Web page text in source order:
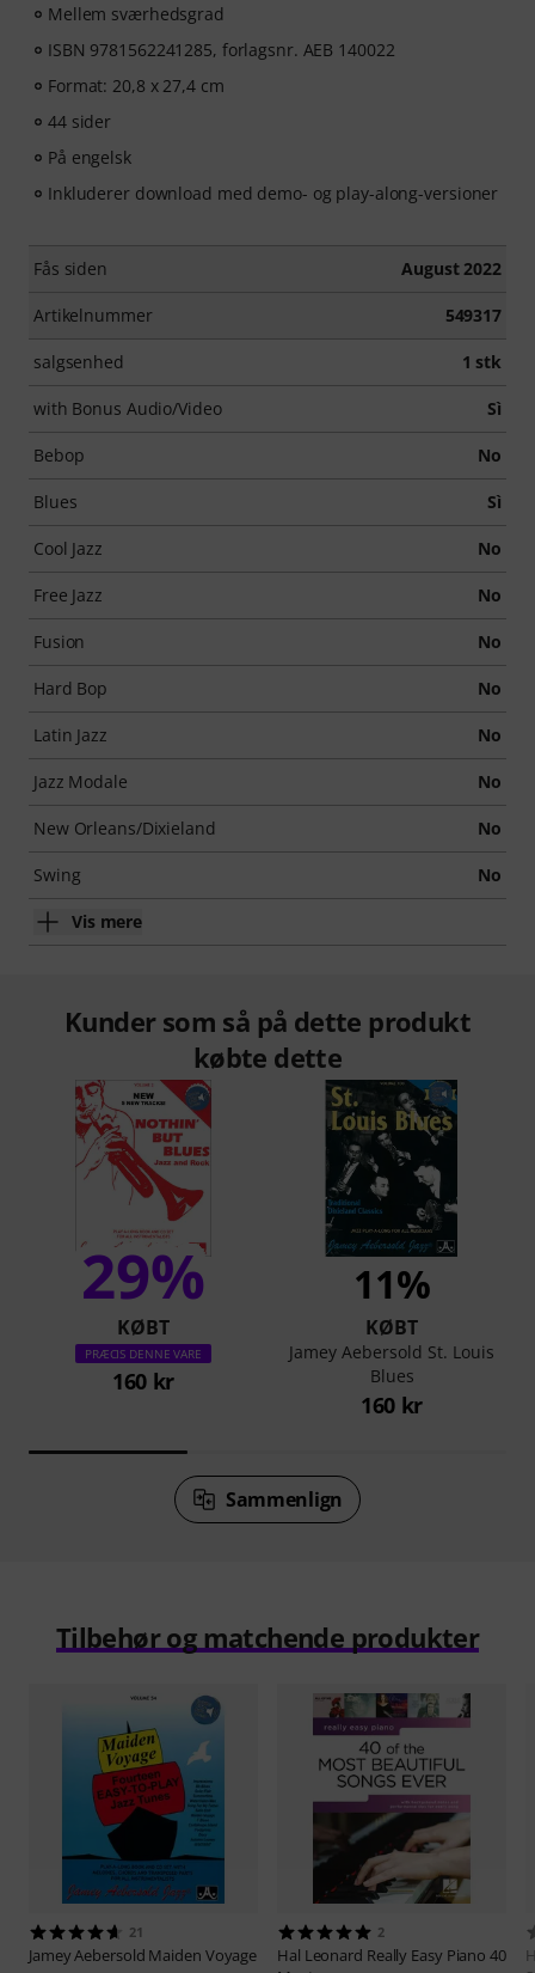
Mellem sværhedsgrad
ISBN 9781562241285, forlagsnr. AEB 140022
Format: 20,8 x 27,4 cm
44 sider
På engelsk
Inkluderer download med demo- og play-along-versioner
Fås siden August 2022
Artikelnummer 549317
salgsenhed 1 stk
with Bonus Audio/Video Sì
Bebop No
Blues Sì
Cool Jazz No
Free Jazz No
Fusion No
Hard Bop No
Latin Jazz No
Jazz Modale No
New Orleans/Dixieland No
Swing No
Vis mere
Kunder som så på dette produkt
købte dette
29%
KØBT
PRÆCIS DENNE VARE
160 kr
11%
KØBT
Jamey Aebersold St. Louis
Blues
160 kr
Sammenlign
Tilbehør og matchende produkter
21
Jamey Aebersold Maiden Voyage
2
Hal Leonard Really Easy Piano 40